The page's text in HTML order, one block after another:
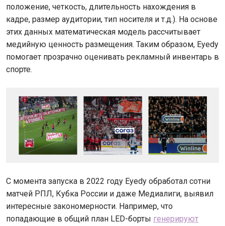
положение, четкость, длительность нахождения в
кадре, размер аудитории, тип носителя и т.д.). На основе
этих данных математическая модель рассчитывает
медийную ценность размещения. Таким образом, Eyedy
помогает прозрачно оценивать рекламный инвентарь в
спорте.
С момента запуска в 2022 году Eyedy обработал сотни
матчей РПЛ, Кубка России и даже Медиалиги, выявил
интересные закономерности. Например, что
попадающие в общий план LED-борты генерируют